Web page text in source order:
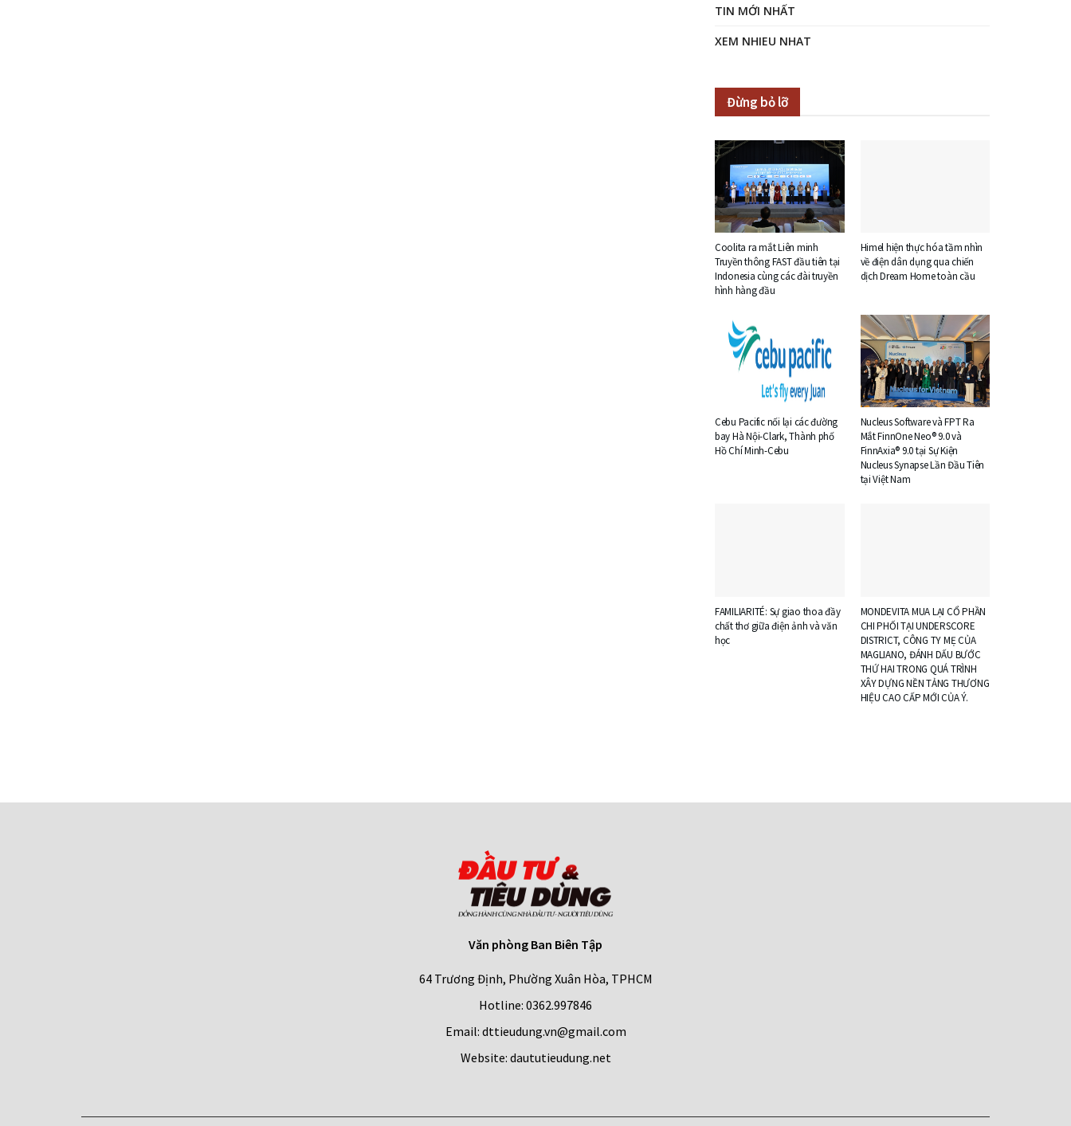
TIN MỚI NHẤT
XEM NHIEU NHAT
Đừng bỏ lỡ
Coolita ra mắt Liên minh
Truyền thông FAST đầu tiên tại
Indonesia cùng các đài truyền
hình hàng đầu
Himel hiện thực hóa tầm nhìn
về điện dân dụng qua chiến
dịch Dream Home toàn cầu
Cebu Pacific nối lại các đường
bay Hà Nội-Clark, Thành phố
Hồ Chí Minh-Cebu
Nucleus Software và FPT Ra
Mắt FinnOne Neo® 9.0 và
FinnAxia® 9.0 tại Sự Kiện
Nucleus Synapse Lần Đầu Tiên
tại Việt Nam
FAMILIARITÉ: Sự giao thoa đầy
chất thơ giữa điện ảnh và văn
học
MONDEVITA MUA LẠI CỔ PHẦN
CHI PHỐI TẠI UNDERSCORE
DISTRICT, CÔNG TY MẸ CỦA
MAGLIANO, ĐÁNH DẤU BƯỚC
THỨ HAI TRONG QUÁ TRÌNH
XÂY DỰNG NỀN TẢNG THƯƠNG
HIỆU CAO CẤP MỚI CỦA Ý.
Văn phòng Ban Biên Tập
64 Trương Định, Phường Xuân Hòa, TPHCM
Hotline: 0362.997846
Email: dttieudung.vn@gmail.com
Website: daututieudung.net